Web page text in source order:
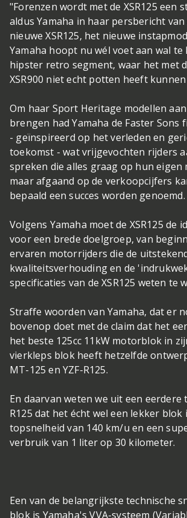
"Forenzen wordt met de XSR125 een
aldus Yamaha in haar persbericht
nieuwe XSR125, het nieuwe
Yamaha hoopt nu wél voet aan wal
hipster retro segment, waar het met
XSR900 niet echt potten heeft
Om haar Sport Heritage modellen
brengen had Yamaha de Faster Sons
- geïnspireerd op het verleden en
toekomst - wat vrijgevochten rijders
spreken die alles graag op hun eigen
maar afgaand op de verkoopcijfers
bepaald een succes worden genoemd.
Volgens Yamaha moet de XSR125 de
voor een brede doelgroep, van
ervaren motorrijders die de
kwaliteitsverhouding en de
specificaties van de XSR125 weten te
Straffe woorden van Yamaha, dat er
bovenop doet met de claim dat het
het beste 125cc 11kW motorblok in
vierkleps blok heeft hetzelfde
MT-125 en YZF-R125.
En daarvan weten we uit een eerdere
R125 dat het écht wel een lekker blok
topsnelheid van 140 km/u en een
verbruik van 1 liter op 30 kilometer.
Een van de belangrijkste technische
blok is Yamaha's VVA-systeem